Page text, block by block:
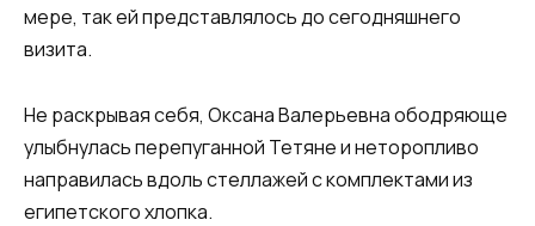
мере, так ей представлялось до сегодняшнего
визита.
Не раскрывая себя, Оксана Валерьевна ободряюще
улыбнулась перепуганной Тетяне и неторопливо
направилась вдоль стеллажей с комплектами из
египетского хлопка.